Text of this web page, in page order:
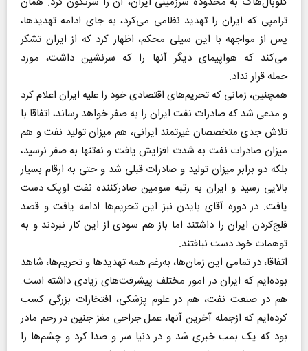
ترامپی که ایران را تهدید نظامی می‌کرد، به جای ادامه تهدیدها،
پس از مواجهه با این سیلی محکم، اظهار کرد که از ایران تشکر
می‌کند که هواپیمای دیگر آنها را که سرنشین داشت، مورد
حمله قرار نداد.
همچنین، زمانی که تحریم‌های اقتصادی خود را علیه ایران اعلام کرد
و مدعی شد که صادرات نفت ایران را به صفر خواهد رساند، اتفاقا با
تلاش جدی متخصصان غیرتمند ایرانی، هم میزان تولید نفت و هم
میزان صادرات نفت به شدت افزایش یافت و نه‌تنها به صفر نرسید،
بلکه دو برابر میزان تولید و صادرات قبلی شد و حتی به ارقام بسیار
بالایی رسید و ایران به رتبه سومین صادرکننده نفت اوپک دست
یافت. در دوره آقای بایدن نیز این تحریم‌ها ادامه یافت و قصد
فلج‌کردن ایران را داشتند اما باز هم سودی از این کار نبردند و به
توهمات خود دست نیافتند.
اتفاقا، در تمامی این زمان‌ها، به‌‌رغم همه تهدیدها و تحریم‌ها، شاهد
بوده‌ایم که ایران در امور مختلف پیشرفت‌های زیادی داشته است.
هم در صنعت نفت، هم در علوم پزشکی، افتخارات بزرگی کسب
کرده‌ایم که ازجمله آخرین آنها، عمل جراحی مغز جنین در رحم مادر
بود که یک بمب خبری شد و در دنیا سر و صدا کرد و چشم‌ها را